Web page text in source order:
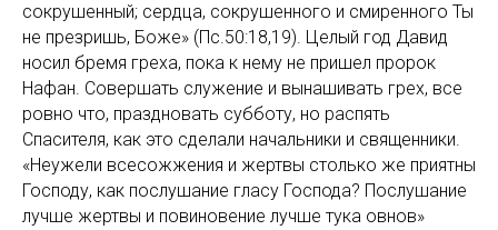
сокрушенный; сердца, сокрушенного и смиренного Ты
не презришь, Боже» (Пс.50:18,19). Целый год Давид
носил бремя греха, пока к нему не пришел пророк
Нафан. Совершать служение и вынашивать грех, все
ровно что, праздновать субботу, но распять
Спасителя, как это сделали начальники и священники.
«Неужели всесожжения и жертвы столько же приятны
Господу, как послушание гласу Господа? Послушание
лучше жертвы и повиновение лучше тука овнов»